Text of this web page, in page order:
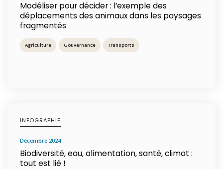
Modéliser pour décider : l’exemple des
déplacements des animaux dans les paysages
fragmentés
Agriculture Gouvernance Transports
INFOGRAPHIE
décembre 2024
Biodiversité, eau, alimentation, santé, climat :
tout est lié !